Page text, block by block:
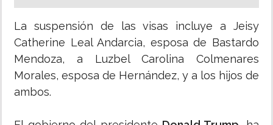
La suspensión de las visas incluye a Jeisy
Catherine Leal Andarcia, esposa de Bastardo
Mendoza, a Luzbel Carolina Colmenares
Morales, esposa de Hernández, y a los hijos de
ambos.